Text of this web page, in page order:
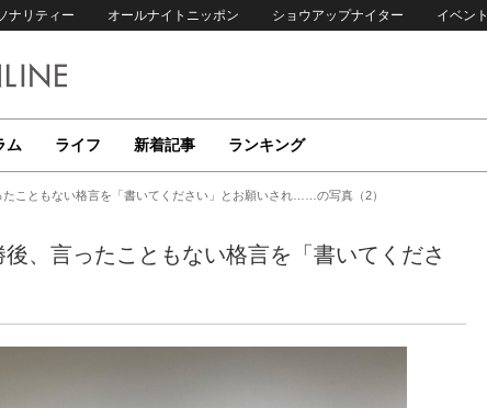
ナリティー オールナイトニッポン ショウアップナイター イベント
ム ライフ 新着記事 ランキング
こともない格言を「書いてください」とお願いされ……の写真（2）
、言ったこともない格言を「書いてくださ